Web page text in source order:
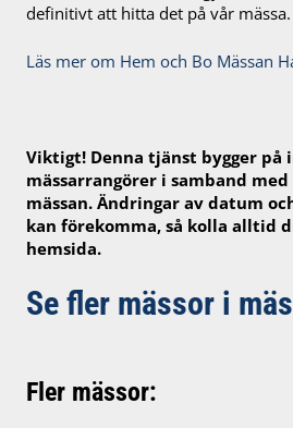
definitivt att hitta det på vår mässa.
Läs mer om Hem och Bo Mässan
Viktigt! Denna tjänst bygger
mässarrangörer i samband
mässan. Ändringar av datum
kan förekomma, så kolla alltid
hemsida.
Se fler mässor i
Fler mässor: